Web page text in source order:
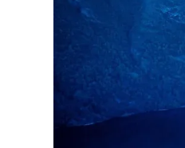
Anfänger mit
Themenkurse
Buchclub:
Start: